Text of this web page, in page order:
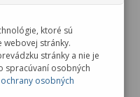
ktoré sú
webovej stránky.
stránky a nie je
spracúvaní osobných
osobných